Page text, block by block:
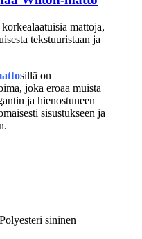
mattoja,
tekstuuristaan ​​ja
sillä on
joka eroaa muista
ja hienostuneen
sisustukseen ja